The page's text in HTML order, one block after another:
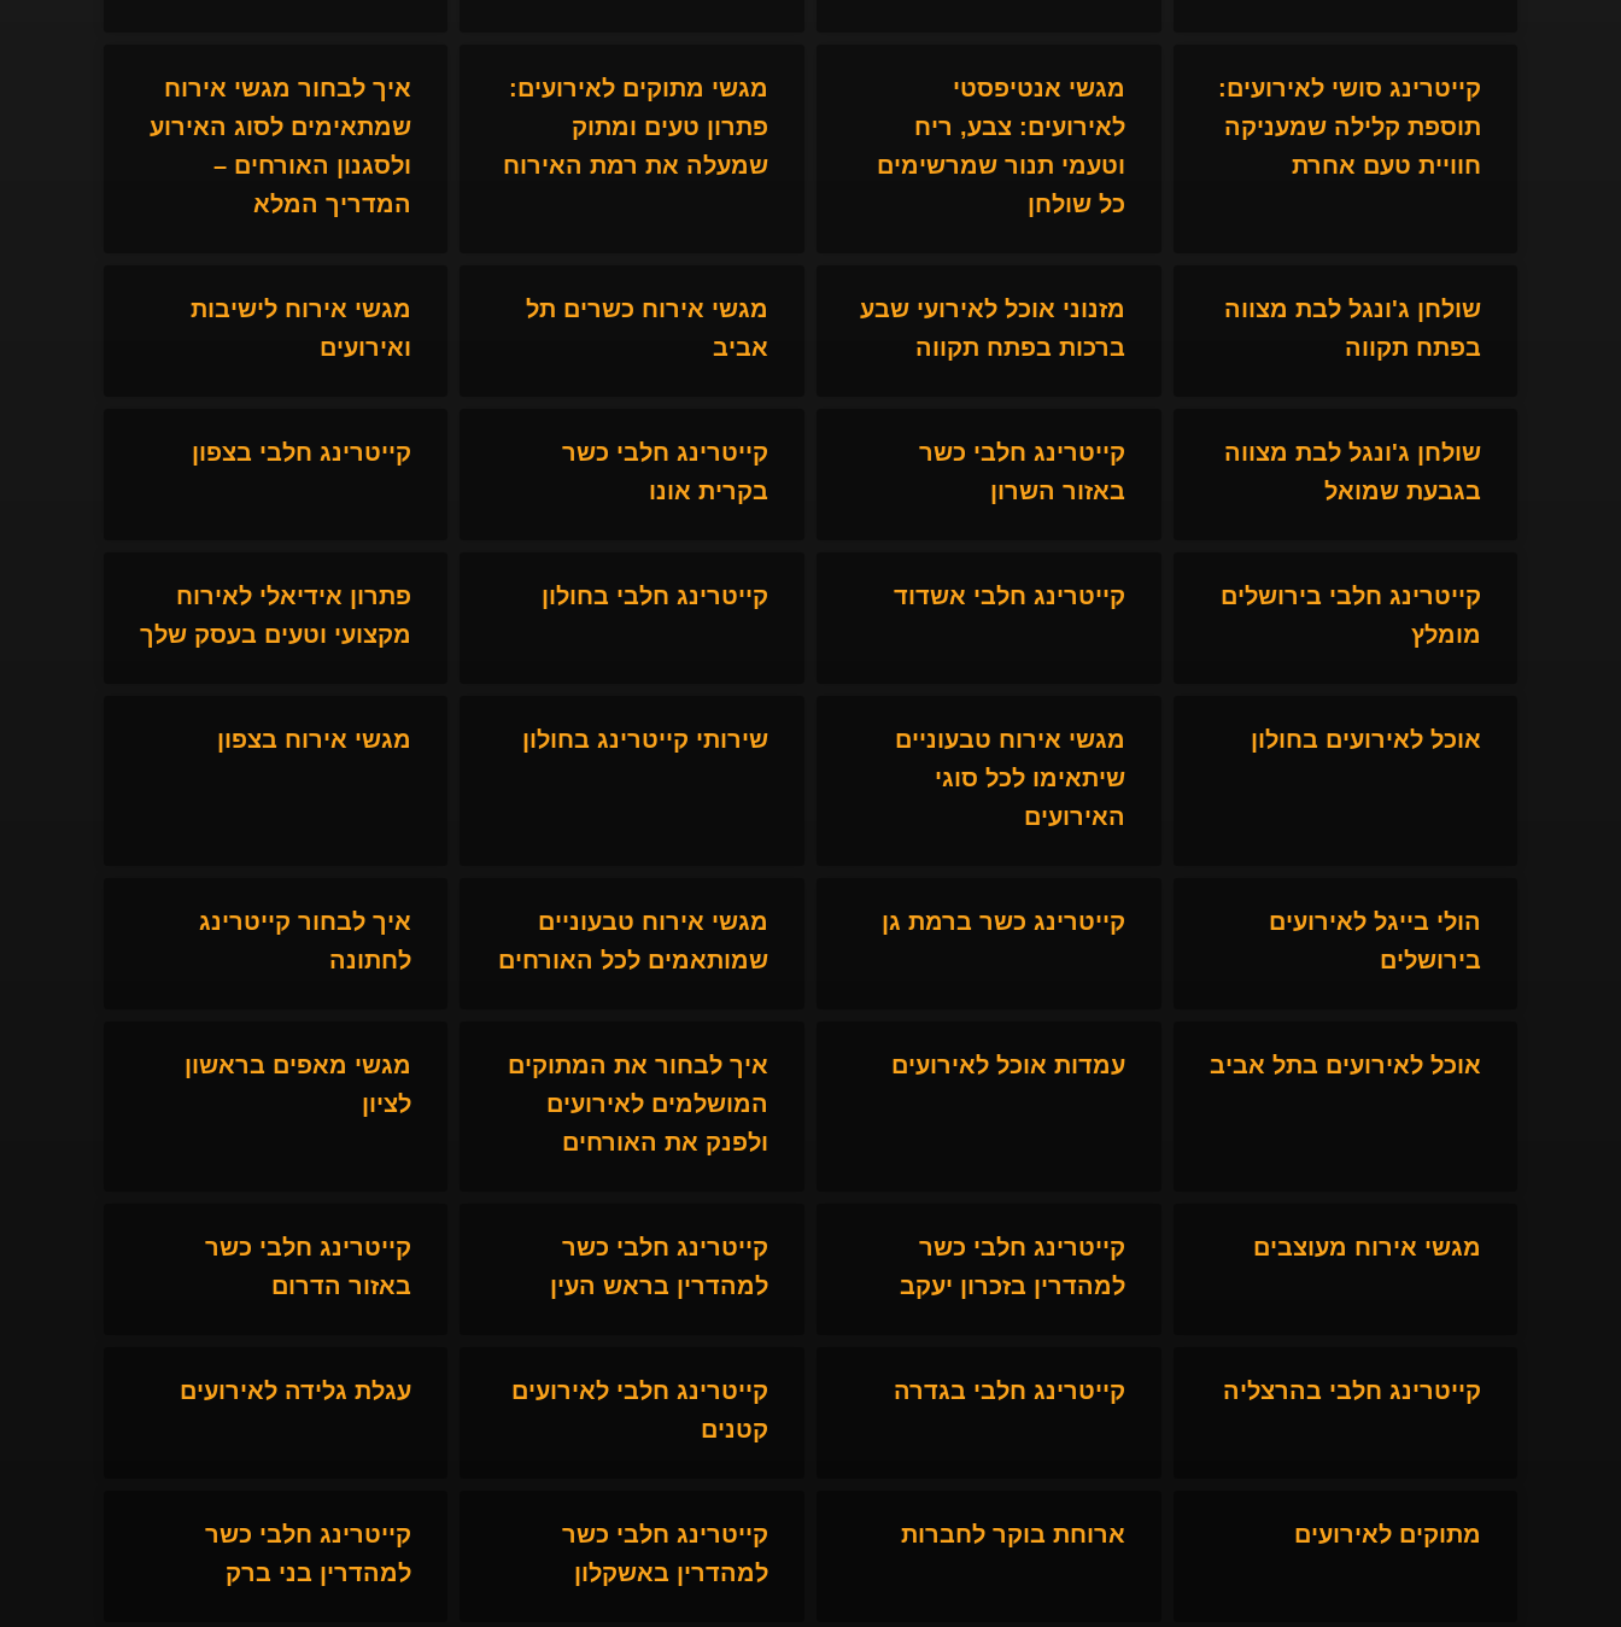
קייטרינג סושי לאירועים:
תוספת קלילה שמעניקה
חוויית טעם אחרת
מגשי אנטיפסטי
לאירועים: צבע, ריח
וטעמי תנור שמרשימים
כל שולחן
מגשי מתוקים לאירועים:
פתרון טעים ומתוק
שמעלה את רמת האירוח
איך לבחור מגשי אירוח
שמתאימים לסוג האירוע
ולסגנון האורחים –
המדריך המלא
שולחן ג'ונגל לבת מצווה
בפתח תקווה
מזנוני אוכל לאירועי שבע
ברכות בפתח תקווה
מגשי אירוח כשרים תל
אביב
מגשי אירוח לישיבות
ואירועים
שולחן ג'ונגל לבת מצווה
בגבעת שמואל
קייטרינג חלבי כשר
באזור השרון
קייטרינג חלבי כשר
בקרית אונו
קייטרינג חלבי בצפון
קייטרינג חלבי בירושלים
מומלץ
קייטרינג חלבי אשדוד קייטרינג חלבי בחולון
פתרון אידיאלי לאירוח
מקצועי וטעים בעסק שלך
אוכל לאירועים בחולון
מגשי אירוח טבעוניים
שיתאימו לכל סוגי
האירועים
שירותי קייטרינג בחולון מגשי אירוח בצפון
הולי בייגל לאירועים
בירושלים
קייטרינג כשר ברמת גן
מגשי אירוח טבעוניים
שמותאמים לכל האורחים
איך לבחור קייטרינג
לחתונה
אוכל לאירועים בתל אביב עמדות אוכל לאירועים
איך לבחור את המתוקים
המושלמים לאירועים
ולפנק את האורחים
מגשי מאפים בראשון
לציון
מגשי אירוח מעוצבים
קייטרינג חלבי כשר
למהדרין בזכרון יעקב
קייטרינג חלבי כשר
למהדרין בראש העין
קייטרינג חלבי כשר
באזור הדרום
קייטרינג חלבי בהרצליה קייטרינג חלבי בגדרה
קייטרינג חלבי לאירועים
קטנים
עגלת גלידה לאירועים
מתוקים לאירועים ארוחת בוקר לחברות
קייטרינג חלבי כשר
למהדרין באשקלון
קייטרינג חלבי כשר
למהדרין בני ברק